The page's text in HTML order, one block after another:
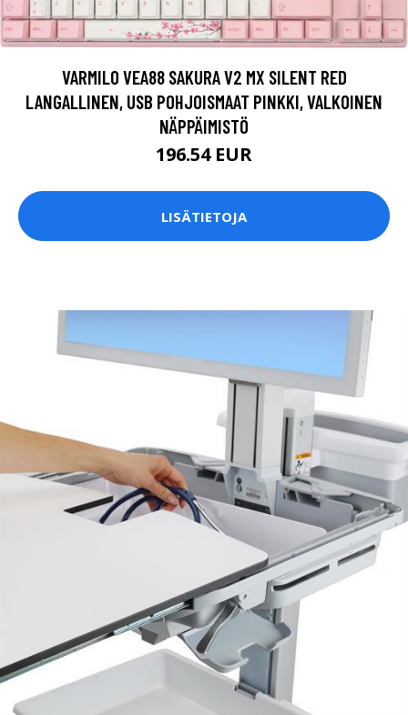
VARMILO VEA88 SAKURA V2 MX SILENT RED
LANGALLINEN, USB POHJOISMAAT PINKKI, VALKOINEN
NÄPPÄIMISTÖ
196.54 EUR
LISÄTIETOJA